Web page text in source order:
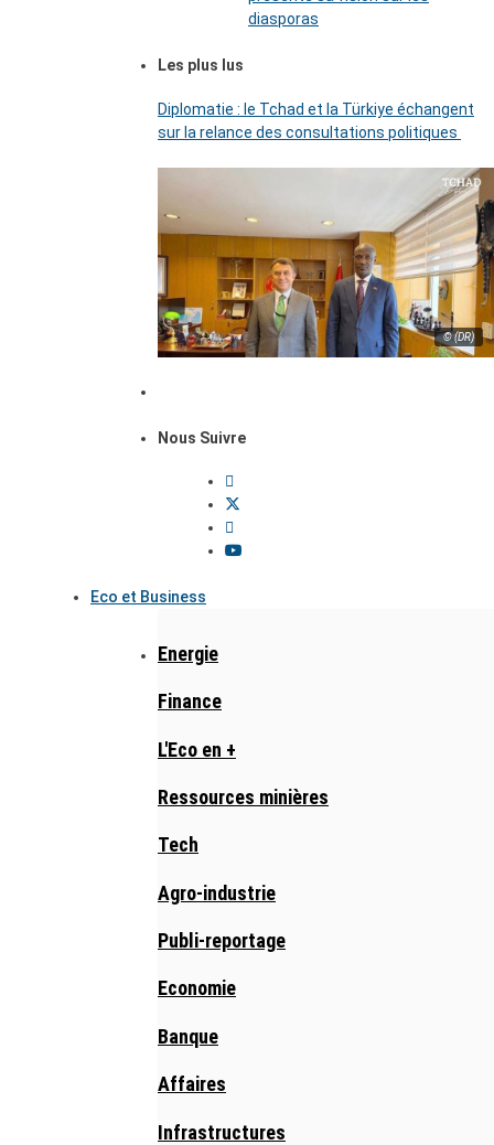
diasporas
Les plus lus
Diplomatie : le Tchad et la Türkiye échangent
sur la relance des consultations politiques
© (DR)
Nous Suivre
Eco et Business
Energie
Finance
L'Eco en +
Ressources minières
Tech
Agro-industrie
Publi-reportage
Economie
Banque
Affaires
Infrastructures